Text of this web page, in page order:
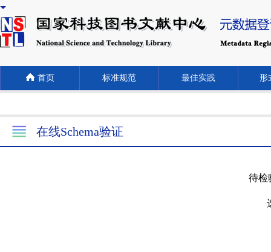
首页 标准规范 最佳实践 形
在线Schema验证
待检